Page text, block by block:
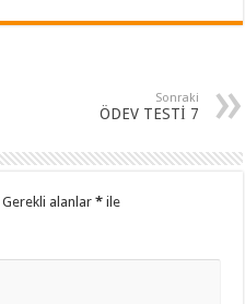
Sonraki
ÖDEV TESTİ 7
Gerekli alanlar* ile